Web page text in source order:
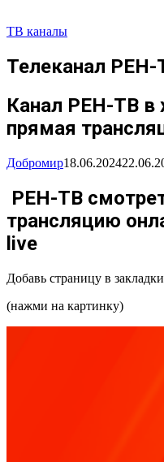
ТВ каналы
Телеканал РЕН-
Канал РЕН-ТВ в
прямая
Добромир18.06.2024
РЕН-ТВ
трансляцию
live
Добавь страницу в
(нажми на картинку)